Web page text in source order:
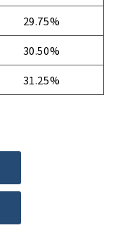
29.75%
30.50%
31.25%